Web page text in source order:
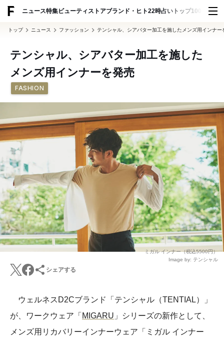
ニュース特集ビューティ ストアブランド・ヒト22時占い トップ100 スナッ
トップ ニュース ファッション テンシャル、シアバター加工を施したメンズ用インナー
テンシャル、シアバター加工を施した
メンズ用インナーを発売
FASHION
ミガル インナー（税込5500円）
Image by: テンシャル
シェアする
ウェルネスD2Cブランド「テンシャル（TENTIAL）」
が、ワークウェア「 MIGARU 」シリーズの新作として、
メンズ⽤リカバリーインナーウェア「ミガル インナー